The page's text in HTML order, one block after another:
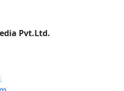
Pvt.Ltd.